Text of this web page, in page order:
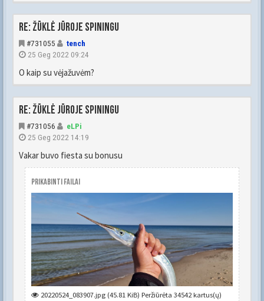
Re: Žūklė jūroje spiningu
#731055
tench
25 Geg 2022 09:24
O kaip su vėjažuvėm?
Re: Žūklė jūroje spiningu
#731056
eLPi
25 Geg 2022 14:19
Vakar buvo fiesta su bonusu
Prikabinti failai
20220524_083907.jpg (45.81 KiB) Peržiūrėta 34542 kartus(ų)